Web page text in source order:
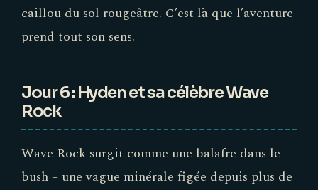
caillou du sol rougeâtre. C’est là que l’aventure
prend tout son sens.
Jour 6 : Hyden et sa célèbre Wave
Rock
Wave Rock surgit comme une balafre dans le
bush – une vague minérale figée depuis plus de